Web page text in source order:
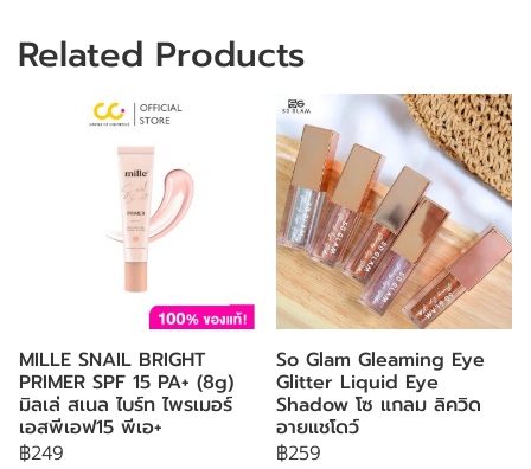
Related Products
MILLE SNAIL BRIGHT
PRIMER SPF 15 PA+ (8g)
มิลเล่ สเนล ไบร์ท ไพรเมอร์
เอสพีเอฟ15 พีเอ+
฿249
So Glam Gleaming Eye
Glitter Liquid Eye
Shadow โซ แกลม ลิควิด
อายแชโดว์
฿259